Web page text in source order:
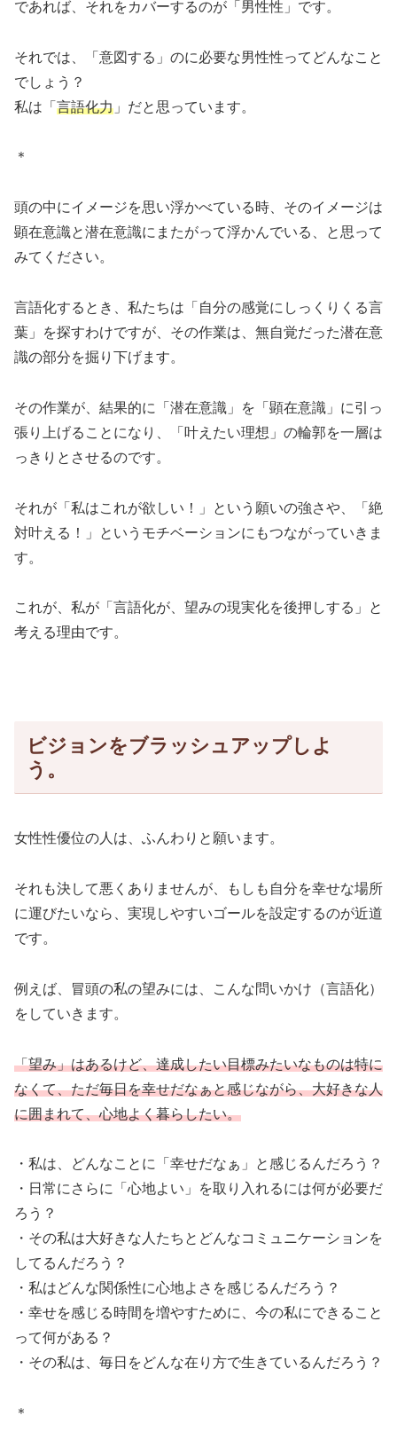
であれば、それをカバーするのが「男性性」です。
それでは、「意図する」のに必要な男性性ってどんなこと
でしょう？
私は「 言語化力 」だと思っています。
＊
頭の中にイメージを思い浮かべている時、そのイメージは
顕在意識と潜在意識にまたがって浮かんでいる、と思って
みてください。
言語化するとき、私たちは「自分の感覚にしっくりくる言
葉」を探すわけですが、その作業は、無自覚だった潜在意
識の部分を掘り下げます。
その作業が、結果的に「潜在意識」を「顕在意識」に引っ
張り上げることになり、「叶えたい理想」の輪郭を一層は
っきりとさせるのです。
それが「私はこれが欲しい！」という願いの強さや、「絶
対叶える！」というモチベーションにもつながっていきま
す。
これが、私が「言語化が、望みの現実化を後押しする」と
考える理由です。
ビジョンをブラッシュアップしよ
う。
女性性優位の人は、ふんわりと願います。
それも決して悪くありませんが、もしも自分を幸せな場所
に運びたいなら、実現しやすいゴールを設定するのが近道
です。
例えば、冒頭の私の望みには、こんな問いかけ（言語化）
をしていきます。
「望み」はあるけど、達成したい目標みたいなものは特に
なくて、ただ毎日を幸せだなぁと感じながら、大好きな人
に囲まれて、心地よく暮らしたい。
・私は、どんなことに「幸せだなぁ」と感じるんだろう？
・日常にさらに「心地よい」を取り入れるには何が必要だ
ろう？
・その私は大好きな人たちとどんなコミュニケーションを
してるんだろう？
・私はどんな関係性に心地よさを感じるんだろう？
・幸せを感じる時間を増やすために、今の私にできること
って何がある？
・その私は、毎日をどんな在り方で生きているんだろう？
＊